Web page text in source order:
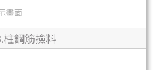
畫面
柱鋼筋撿料